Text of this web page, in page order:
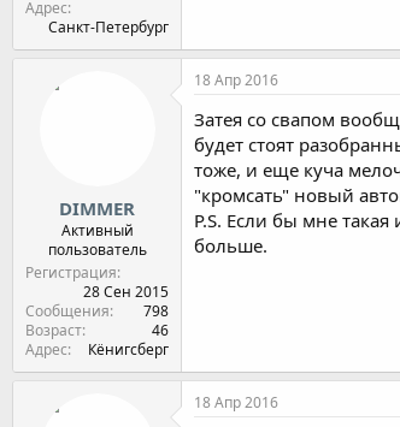
Адрес
Санкт-Петербург
DIMMER
Активный
пользователь
Регистрация
28 Сен 2015
Сообщения
798
Возраст
46
Адрес
Кёнигсберг
18 Апр 2016
Затея со свапом
будет стоят
тоже, и еще куча
"кромсать" новый
P.S. Если бы мне
больше.
18 Апр 2016